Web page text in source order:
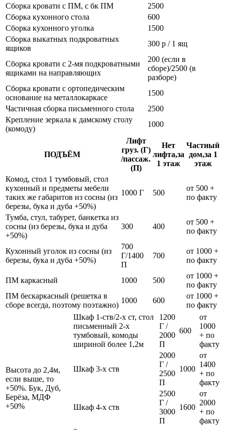
Сборка кровати с ПМ, с бк ПМ
2500
Сборка кухонного стола
600
Сборка кухонного уголка
1500
Сборка выкатных подкроватных
ящиков
300 р / 1 ящ
Сборка кровати с 2-мя подкроватными
ящиками на направляющих
200 (если в
сборе)/2500 (в
разборе)
Сборка кровати с ортопедическим
основание на металлокаркасе
1500
Частичная сборка письменного стола
2500
Крепление зеркала к дамскому столу
(комоду)
1000
ПОДЪЁМ
Лифт
груз. (Г)
/пассаж.
(П)
Нет
лифта,за
1 этаж
Частный
дом,за 1
этаж
Комод, стол 1 тумбовый, стол
кухонный и предметы мебели
таких же габаритов из сосны (из
березы, бука и дуба +50%)
1000 Г 500
от 500 +
по факту
Тумба, стул, табурет, банкетка из
сосны (из березы, бука и дуба
+50%)
300 400
от 500 +
по факту
Кухонный уголок из сосны (из
березы, бука и дуба +50%)
700
Г/1400
П
700
от 1000 +
по факту
ПМ каркасный 1000 500
от 1000 +
по факту
ПМ бескаркасный (решетка в
сборе всегда, поэтому поэтажно)
1000 600
от 1000 +
по факту
Высота до 2,4м,
если выше, то
+50%. Бук, Дуб,
Берёза, МДФ
+50%
Шкаф 1-ств/2-х ст, стол
письменный 2-х
тумбовый, комоды
шириной более 1,2м
1200
Г /
2000
П
600
от
1000
+ по
факту
Шкаф 3-х ств
2000
Г /
2500
П
1000
от
1400
+ по
факту
Шкаф 4-х ств
2500
Г /
3000
П
1600
от
2000
+ по
факту